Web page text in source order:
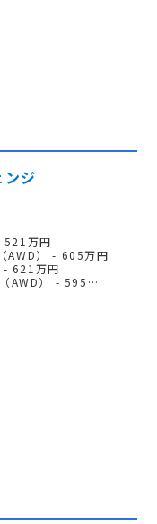
ジ
521万円
AWD） - 605万円
621万円
AWD） - 595…